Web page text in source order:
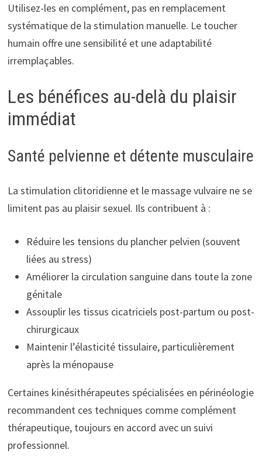
Utilisez-les en complément, pas en remplacement
systématique de la stimulation manuelle. Le toucher
humain offre une sensibilité et une adaptabilité
irremplaçables.
Les bénéfices au-delà du plaisir
immédiat
Santé pelvienne et détente musculaire
La stimulation clitoridienne et le massage vulvaire ne se
limitent pas au plaisir sexuel. Ils contribuent à :
Réduire les tensions du plancher pelvien (souvent
liées au stress)
Améliorer la circulation sanguine dans toute la zone
génitale
Assouplir les tissus cicatriciels post-partum ou post-
chirurgicaux
Maintenir l’élasticité tissulaire, particulièrement
après la ménopause
Certaines kinésithérapeutes spécialisées en périnéologie
recommandent ces techniques comme complément
thérapeutique, toujours en accord avec un suivi
professionnel.